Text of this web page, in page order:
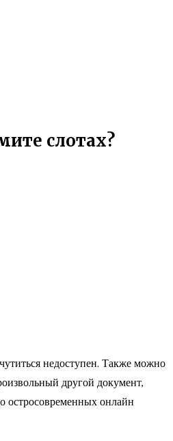
слотах?
недоступен. Также можно
другой документ,
остросовременных онлайн